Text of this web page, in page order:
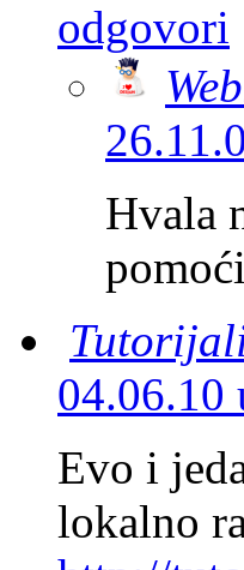
odgovori
Hvala
04.06.10
Evo i
lokalno